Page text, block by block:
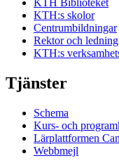
KTH Biblioteket
KTH:s skolor
Centrumbildningar
Rektor och ledning
KTH:s
Tjänster
Schema
Kurs- och
Lärplattformen
Webbmejl